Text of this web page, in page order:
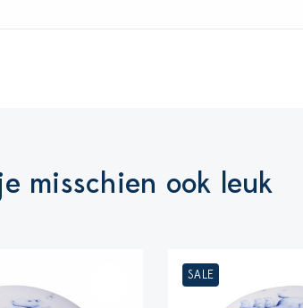
misschien ook leuk
SALE